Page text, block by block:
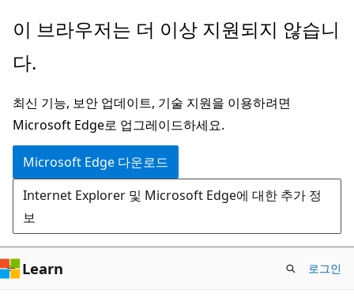
주
콘
츠
로
건
너
뛰
기
이 브라우저는 더 이상 지원되지 않습니
다.
최신 기능, 보안 업데이트, 기술 지원을 이용하려면
Microsoft Edge로 업그레이드하세요.
Microsoft Edge 다운로드
Internet Explorer 및 Microsoft Edge에 대한 추가 정
보
Learn 로그인